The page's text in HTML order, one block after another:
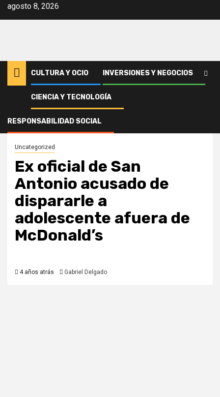
Saltar
agosto 8, 2026
CULTURA Y OCIO INVERSIONES Y NEGOCIOS
CIENCIA Y TECNOLOGÍA
RESPONSABILIDAD SOCIAL
Uncategorized
Ex oficial de San Antonio acusado de dispararle a adolescente afuera
de McDonald’s
Uncategorized
Ex oficial de San
Antonio acusado de
dispararle a
adolescente afuera de
McDonald’s
4 años atrás Gabriel Delgado